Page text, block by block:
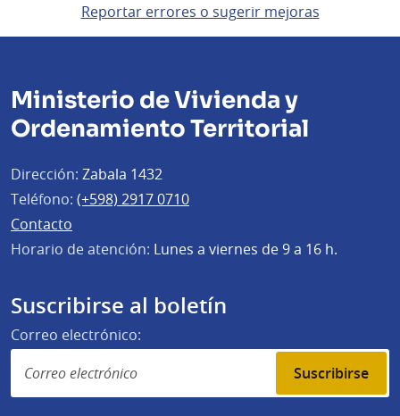
Reportar errores o sugerir mejoras
Ministerio de Vivienda y
Ordenamiento Territorial
Dirección: Zabala 1432
Teléfono: (+598) 2917 0710
Contacto
Horario de atención: Lunes a viernes de 9 a 16 h.
Suscribirse al boletín
Correo electrónico:
Suscribirse